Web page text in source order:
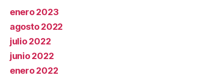
enero 2023
agosto 2022
julio 2022
junio 2022
enero 2022